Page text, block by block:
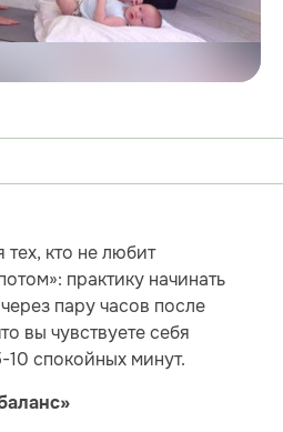
тех, кто не любит
практику начинать
пару часов после
вы чувствуете себя
спокойных минут.